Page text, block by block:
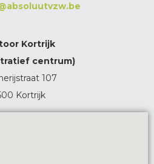
Kortrijk
centrum)
107
Kortrijk